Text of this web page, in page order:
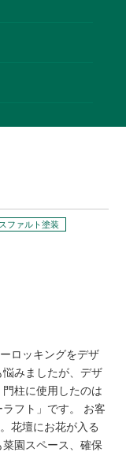
ファルト塗装
ロッキングをデザ
みましたが、デザ
柱に使用したのは
ラフト」です。 お客
花壇にお花が入る
園スペース、確保